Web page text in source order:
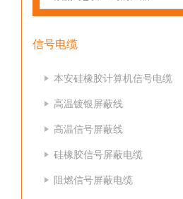
信号电缆
本安硅橡胶计算机信号电缆
高温镀银屏蔽线
高温信号屏蔽线
硅橡胶信号屏蔽电缆
阻燃信号屏蔽电缆